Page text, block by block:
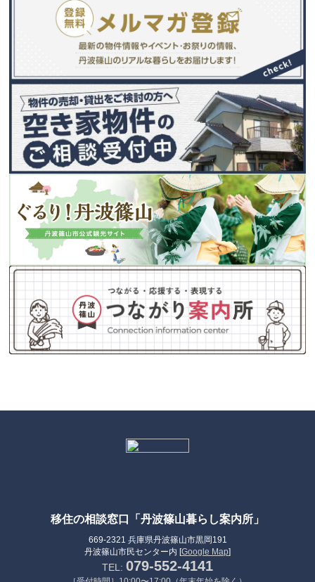
移住の相談窓口「丹波篠山暮らし案内所」
669-2321 兵庫県丹波篠山市黒岡191
丹波篠山市民センター内 [Google Map]
TEL: 079-552-4141